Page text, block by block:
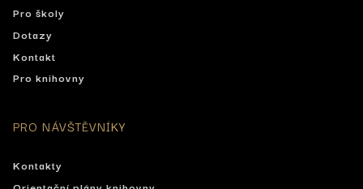
Pro školy
Dotazy
Kontakt
Pro knihovny
PRO NÁVŠTĚVNÍKY
Kontakty